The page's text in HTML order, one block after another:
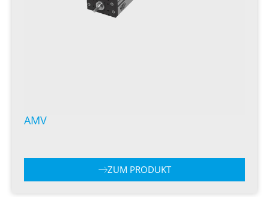
AMV
ZUM PRODUKT